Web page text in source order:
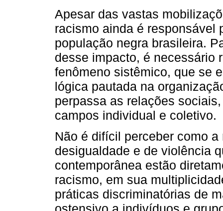
Apesar das vastas
racismo ainda é responsável
população negra brasileira.
desse impacto, é necessário
fenômeno sistêmico, que se
lógica pautada na
perpassa as relações
campos individual e coletivo.
Não é difícil perceber como
desigualdade e de violência
contemporânea estão
racismo, em sua
práticas discriminatórias de